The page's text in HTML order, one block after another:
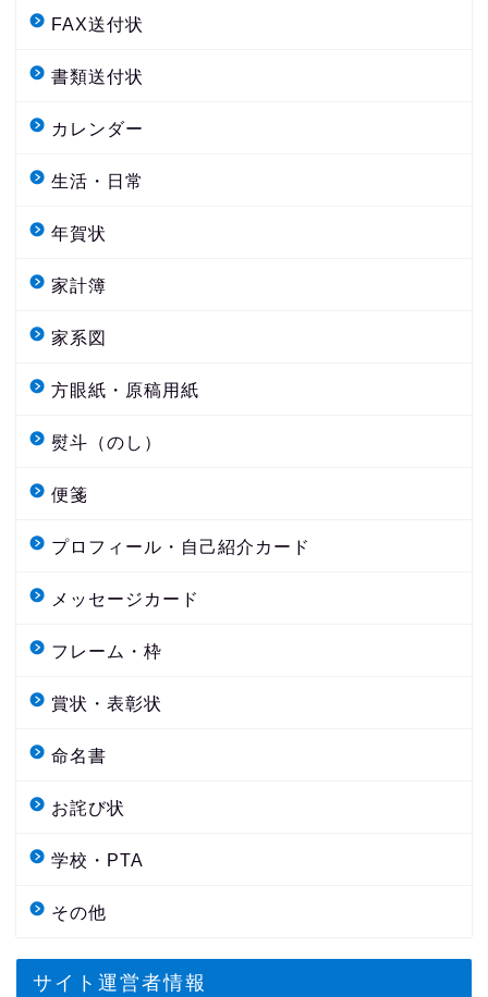
FAX送付状
書類送付状
カレンダー
生活・日常
年賀状
家計簿
家系図
方眼紙・原稿用紙
熨斗（のし）
便箋
プロフィール・自己紹介カード
メッセージカード
フレーム・枠
賞状・表彰状
命名書
お詫び状
学校・PTA
その他
サイト運営者情報